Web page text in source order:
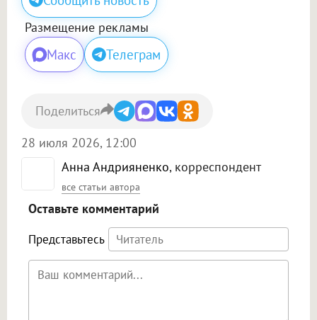
Размещение рекламы
Макс Телеграм
Анна Андрияненко, корреспондент
все статьи автора
28 июля 2026, 12:00
Поделиться
Оставьте комментарий
Представьтесь